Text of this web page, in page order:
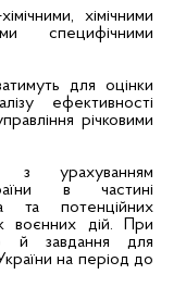
хімічними
специфічними
для оцінки
ефективності
річковими
з урахуванням
в частині
та потенційних
воєнних дій. При
й завдання для
на період до